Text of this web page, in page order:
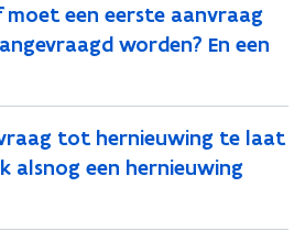
een eerste aanvraag
worden? En een
tot hernieuwing te laat
alsnog een hernieuwing